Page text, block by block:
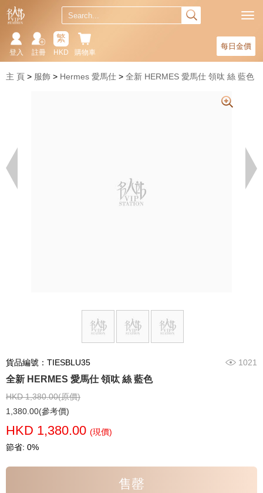
每日金價
購物車
繁
HKD
註冊
登入
主 頁 服飾 Hermes 愛馬仕 全新 HERMES 愛馬仕 領呔 絲 藍色
貨品編號：TIESBLU35 1021
全新 HERMES 愛馬仕 領呔 絲 藍色
HKD 1,380.00(原價)
1,380.00(參考價)
HKD 1,380.00 (現價)
節省: 0%
售罄